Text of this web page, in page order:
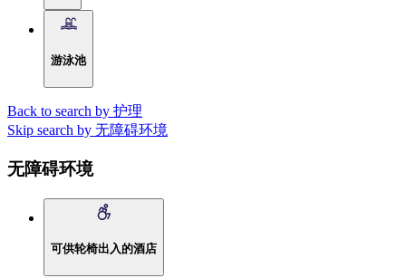
游泳池
Back to search by 护理
Skip search by 无障碍环境
无障碍环境
可供轮椅出入的酒店